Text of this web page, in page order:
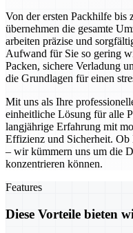
Von der ersten Packhilfe bis
übernehmen die gesamte
arbeiten präzise und
Aufwand für Sie so gering
Packen, sichere Verladung
die Grundlagen für einen
Mit uns als Ihre
einheitliche Lösung für alle
langjährige Erfahrung mit
Effizienz und Sicherheit.
– wir kümmern uns um die
konzentrieren können.
Features
Diese Vorteile bieten